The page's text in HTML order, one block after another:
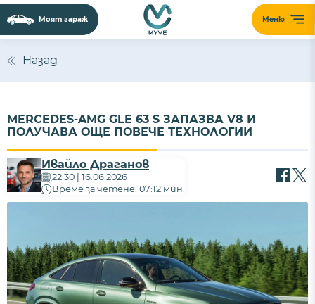
Меню
Моят гараж
Назад
MERCEDES-AMG GLE 63 S ЗАПАЗВА V8 И
ПОЛУЧАВА ОЩЕ ПОВЕЧЕ ТЕХНОЛОГИИ
Ивайло Драганов
22:30 | 16.06.2026
Време за четене: 07:12 мин.